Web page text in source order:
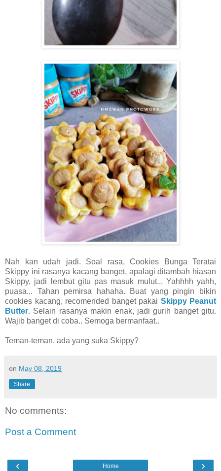
Nah kan udah jadi. Soal rasa, Cookies Bunga Teratai
Skippy ini rasanya kacang banget, apalagi ditambah hiasan
Skippy, jadi lembut gitu pas masuk mulut... Yahhhh yahh,
puasa... Tahan pemirsa hahaha. Buat yang pingin bikin
cookies kacang, recomended banget pakai Skippy Peanut
Butter. Selain rasanya makin enak, jadi gurih banget gitu.
Wajib banget di coba.. Semoga bermanfaat..
Teman-teman, ada yang suka Skippy?
on May 08, 2019
Share
No comments:
Post a Comment
‹ ›
Home